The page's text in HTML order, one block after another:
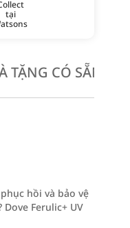
tại
TẶNG CÓ SẴN
hồi và bảo vệ
Ferulic+ UV